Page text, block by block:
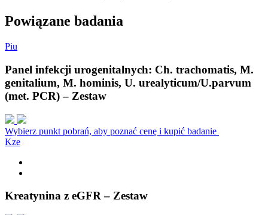
Powiązane badania
Piu
Panel infekcji urogenitalnych: Ch. trachomatis, M.
genitalium, M. hominis, U. urealyticum/U.parvum
(met. PCR) – Zestaw
Wybierz punkt pobrań, aby poznać cenę i kupić badanie
Kze
Kreatynina z eGFR – Zestaw